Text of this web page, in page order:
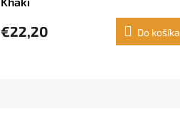
€22,20 Do košíka